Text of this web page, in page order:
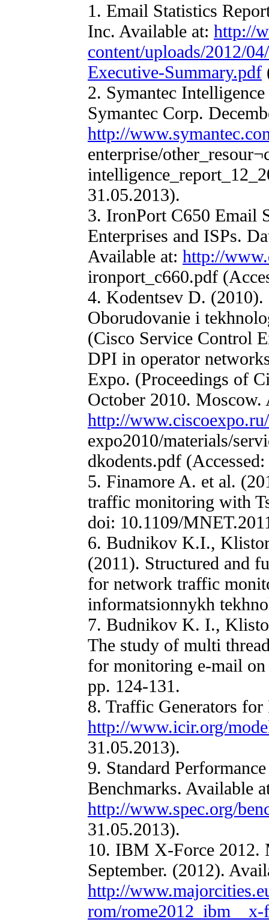
1. Email Statistics
Inc. Available at: http://
content/uploads/2012/
Executive-Summary.pdf
2. Symantec
Symantec Corp.
http://
enterprise/
31.05.2013).
3. IronPort C650 Email
Enterprises and ISPs.
Available at: http://
ironport_c660.pdf
4. Kodentsev D.
Oborudovanie i
(Cisco Service Control
DPI in operator
Expo. (Proceedings of
October 2010. Moscow.
http://www.ciscoexpo.ru/
expo2010/materials/
dkodents.pdf
5. Finamore A. et al.
traffic monitoring with
doi: 10.1109/
6. Budnikov K.I.,
(2011). Structured and
for network traffic
informatsionnykh
7. Budnikov K. I.,
The study of multi
for monitoring e-mail
pp. 124-131.
8. Traffic Generators
http://www.icir.org/
31.05.2013).
9. Standard
Benchmarks. Available
http://www.spec.org/
31.05.2013).
10. IBM X-Force 2012.
September. (2012).
http://
rom/